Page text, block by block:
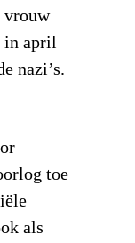
vrouw
in april
nazi’s.
toe
als